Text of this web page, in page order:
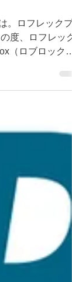
。ロフレックプ
度、ロフレック
コース」が加わ
い！と思われた
クス）で「創
で大人気のゲー
」 本コースで
しているゲーム
ブロックススタ
す。 単にゲーム
手でゲームを創
のプログラミン
が最大の特徴で